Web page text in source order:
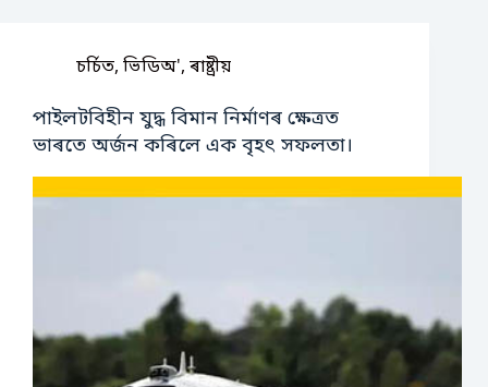
চৰ্চিত, ভিডিঅ', ৰাষ্ট্ৰীয়
পাইলটবিহীন যুদ্ধ বিমান নিৰ্মাণৰ ক্ষেত্ৰত
ভাৰতে অর্জন কৰিলে এক বৃহৎ সফলতা।